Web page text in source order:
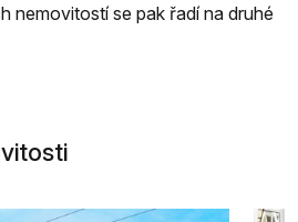
nemovitostí se pak řadí na druhé